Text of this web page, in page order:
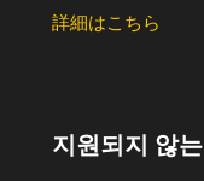
詳細はこちら
지원되지 않